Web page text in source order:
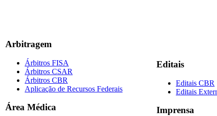
Arbitragem
Árbitros FISA
Árbitros CSAR
Árbitros CBR
Aplicação de Recursos Federais
Área Médica
Editais
Editais CBR
Editais
Imprensa